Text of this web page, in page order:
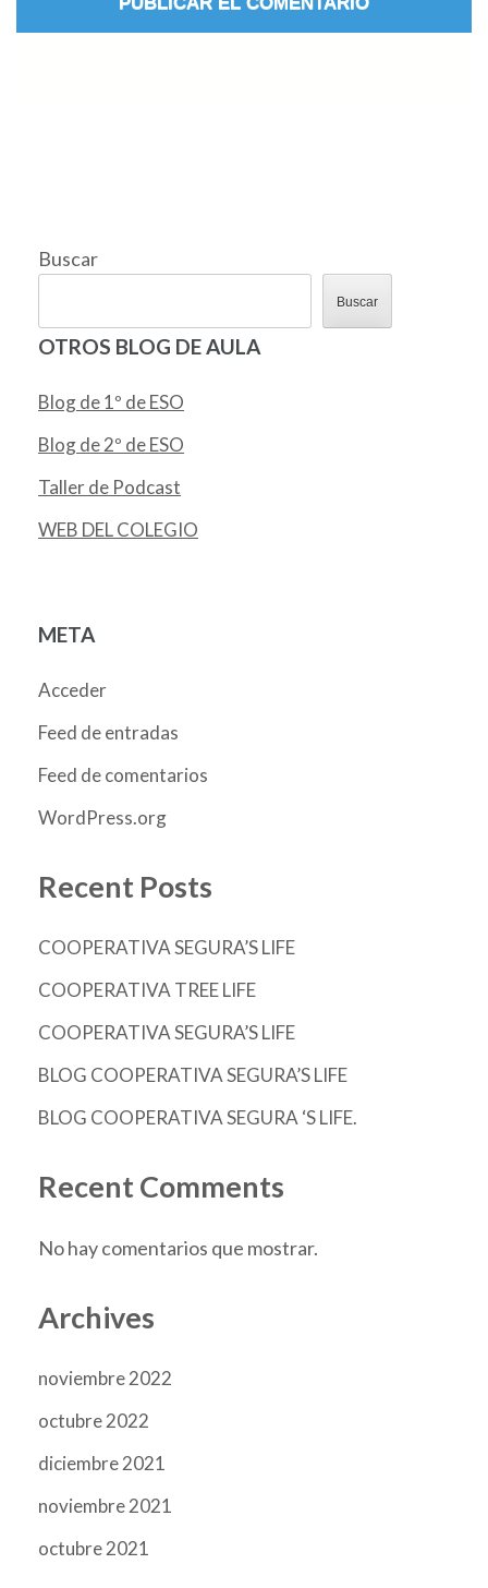
Buscar
Buscar
OTROS BLOG DE AULA
Blog de 1º de ESO
Blog de 2º de ESO
Taller de Podcast
WEB DEL COLEGIO
META
Acceder
Feed de entradas
Feed de comentarios
WordPress.org
Recent Posts
COOPERATIVA SEGURA’S LIFE
COOPERATIVA TREE LIFE
COOPERATIVA SEGURA’S LIFE
BLOG COOPERATIVA SEGURA’S LIFE
BLOG COOPERATIVA SEGURA ‘S LIFE.
Recent Comments
No hay comentarios que mostrar.
Archives
noviembre 2022
octubre 2022
diciembre 2021
noviembre 2021
octubre 2021